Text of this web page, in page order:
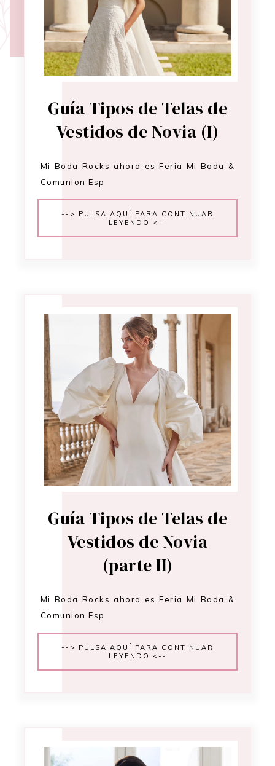
Guía Tipos de Telas de
Vestidos de Novia (I)
Mi Boda Rocks ahora es Feria Mi Boda &
Comunion Esp
--> PULSA AQUÍ PARA CONTINUAR
LEYENDO <--
Guía Tipos de Telas de
Vestidos de Novia
(parte II)
Mi Boda Rocks ahora es Feria Mi Boda &
Comunion Esp
--> PULSA AQUÍ PARA CONTINUAR
LEYENDO <--